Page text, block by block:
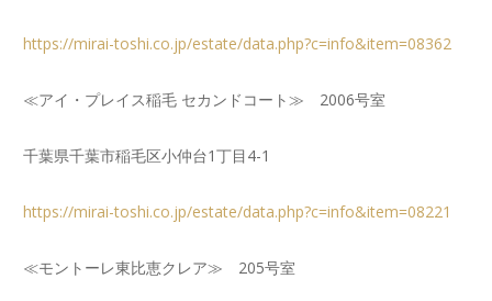
https://mirai-toshi.co.jp/estate/data.php?c=info&item=08362
≪アイ・プレイス稲毛 セカンドコート≫ 2006号室
千葉県千葉市稲毛区小仲台1丁目4-1
https://mirai-toshi.co.jp/estate/data.php?c=info&item=08221
≪モントーレ東比恵クレア≫ 205号室